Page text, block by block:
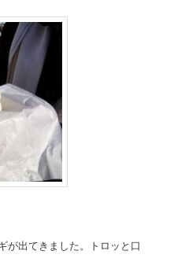
が出てきました。トロッと口